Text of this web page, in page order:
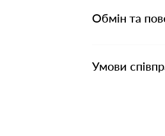
Обмін та
Умови